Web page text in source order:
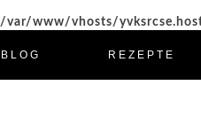
/var/www/vhosts/
BLOG REZEPTE